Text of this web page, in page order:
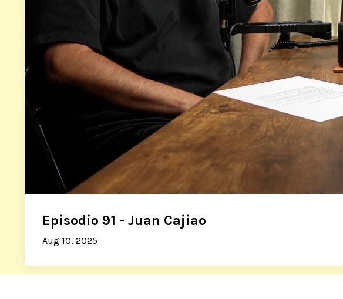
Episodio 91 - Juan Cajiao
Aug 10, 2025